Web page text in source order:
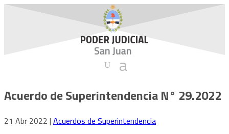
Acuerdo de Superintendencia N° 29.2022
21 Abr 2022 | Acuerdos de Superintendencia